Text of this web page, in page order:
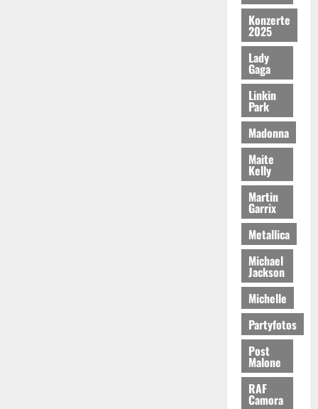
Konzerte
2025
Lady
Gaga
Linkin
Park
Madonna
Maite
Kelly
Martin
Garrix
Metallica
Michael
Jackson
Michelle
Partyfotos
Post
Malone
RAF
Camora